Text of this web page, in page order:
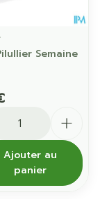
Semaine
Ajouter au
panier